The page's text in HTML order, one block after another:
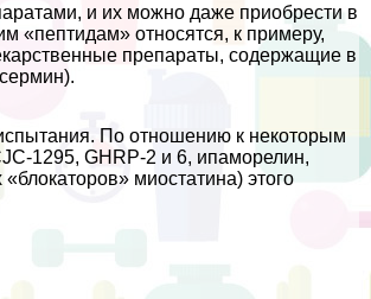
и их можно даже приобрести в
«пептидам» относятся, к примеру,
препараты, содержащие в
По отношению к некоторым
1295, GHRP-2 и 6, ипаморелин,
миостатина) этого